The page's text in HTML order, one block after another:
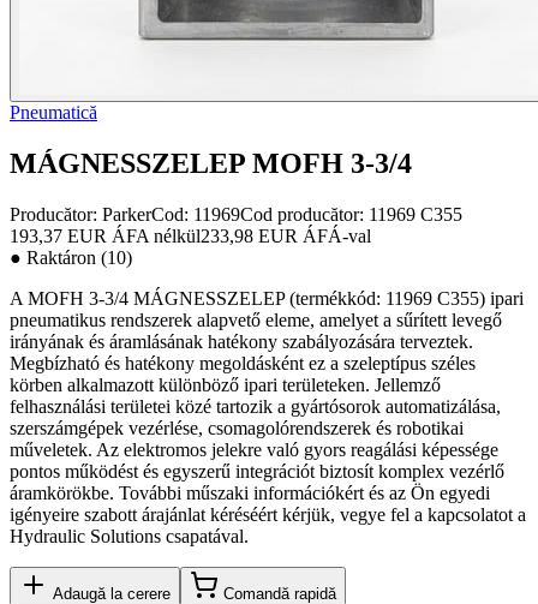
Pneumatică
MÁGNESSZELEP MOFH 3-3/4
Producător: ParkerCod: 11969Cod producător: 11969 C355
193,37 EUR ÁFA nélkül233,98 EUR ÁFÁ-val
● Raktáron (10)
A MOFH 3-3/4 MÁGNESSZELEP (termékkód: 11969 C355) ipari
pneumatikus rendszerek alapvető eleme, amelyet a sűrített levegő
irányának és áramlásának hatékony szabályozására terveztek.
Megbízható és hatékony megoldásként ez a szeleptípus széles
körben alkalmazott különböző ipari területeken. Jellemző
felhasználási területei közé tartozik a gyártósorok automatizálása,
szerszámgépek vezérlése, csomagolórendszerek és robotikai
műveletek. Az elektromos jelekre való gyors reagálási képessége
pontos működést és egyszerű integrációt biztosít komplex vezérlő
áramkörökbe. További műszaki információkért és az Ön egyedi
igényeire szabott árajánlat kéréséért kérjük, vegye fel a kapcsolatot a
Hydraulic Solutions csapatával.
Adaugă la cerere Comandă rapidă